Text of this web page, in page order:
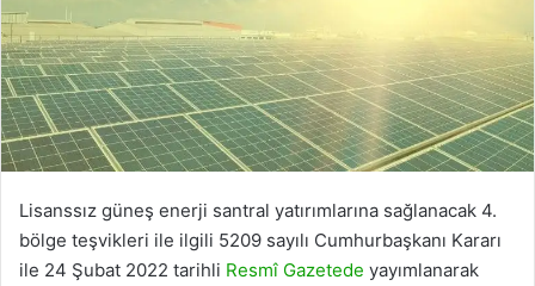
Lisanssız güneş enerji santral yatırımlarına sağlanacak 4.
bölge teşvikleri ile ilgili 5209 sayılı Cumhurbaşkanı Kararı
ile 24 Şubat 2022 tarihli Resmî Gazetede yayımlanarak